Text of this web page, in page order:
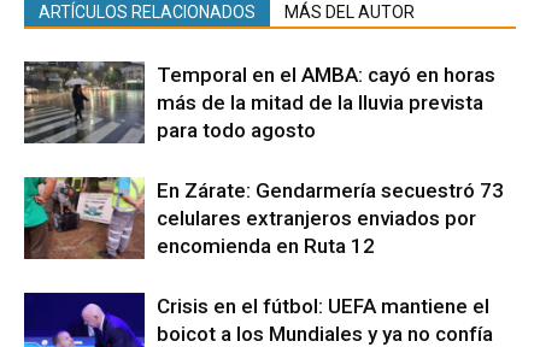
ARTÍCULOS RELACIONADOS MÁS DEL AUTOR
Temporal en el AMBA: cayó en horas
más de la mitad de la lluvia prevista
para todo agosto
En Zárate: Gendarmería secuestró 73
celulares extranjeros enviados por
encomienda en Ruta 12
Crisis en el fútbol: UEFA mantiene el
boicot a los Mundiales y ya no confía